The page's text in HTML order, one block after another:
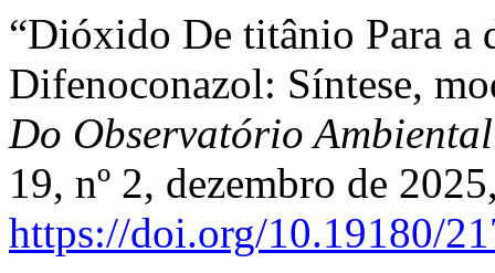
“Dióxido De titânio Para a
Difenoconazol: Síntese,
Do Observatório
19, nº 2, dezembro de
https://doi.org/10.19180/